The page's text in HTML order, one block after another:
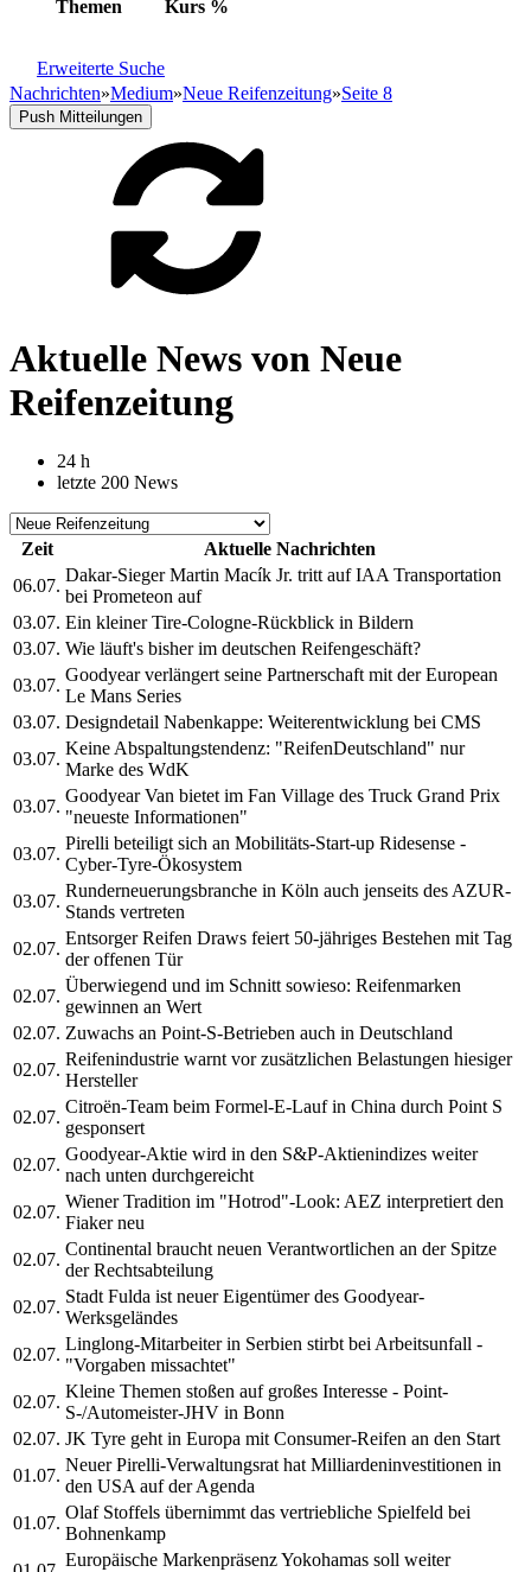
Themen Kurs %
Erweiterte Suche
Nachrichten»Medium»Neue Reifenzeitung»Seite 8
Push Mitteilungen
Aktuelle News von Neue
Reifenzeitung
24 h
letzte 200 News
Zeit
Aktuelle Nachrichten
06.07.
Dakar-Sieger Martin Macík Jr. tritt auf IAA Transportation
bei Prometeon auf
03.07. Ein kleiner Tire-Cologne-Rückblick in Bildern
03.07. Wie läuft's bisher im deutschen Reifengeschäft?
03.07.
Goodyear verlängert seine Partnerschaft mit der European
Le Mans Series
03.07. Designdetail Nabenkappe: Weiterentwicklung bei CMS
03.07.
Keine Abspaltungstendenz: "ReifenDeutschland" nur
Marke des WdK
03.07.
Goodyear Van bietet im Fan Village des Truck Grand Prix
"neueste Informationen"
03.07.
Pirelli beteiligt sich an Mobilitäts-Start-up Ridesense -
Cyber-Tyre-Ökosystem
03.07.
Runderneuerungsbranche in Köln auch jenseits des AZUR-
Stands vertreten
02.07.
Entsorger Reifen Draws feiert 50-jähriges Bestehen mit Tag
der offenen Tür
02.07.
Überwiegend und im Schnitt sowieso: Reifenmarken
gewinnen an Wert
02.07. Zuwachs an Point-S-Betrieben auch in Deutschland
02.07.
Reifenindustrie warnt vor zusätzlichen Belastungen hiesiger
Hersteller
02.07.
Citroën-Team beim Formel-E-Lauf in China durch Point S
gesponsert
02.07.
Goodyear-Aktie wird in den S&P-Aktienindizes weiter
nach unten durchgereicht
02.07.
Wiener Tradition im "Hotrod"-Look: AEZ interpretiert den
Fiaker neu
02.07.
Continental braucht neuen Verantwortlichen an der Spitze
der Rechtsabteilung
02.07.
Stadt Fulda ist neuer Eigentümer des Goodyear-
Werksgeländes
02.07.
Linglong-Mitarbeiter in Serbien stirbt bei Arbeitsunfall -
"Vorgaben missachtet"
02.07.
Kleine Themen stoßen auf großes Interesse - Point-
S-/Automeister-JHV in Bonn
02.07. JK Tyre geht in Europa mit Consumer-Reifen an den Start
01.07.
Neuer Pirelli-Verwaltungsrat hat Milliardeninvestitionen in
den USA auf der Agenda
01.07.
Olaf Stoffels übernimmt das vertriebliche Spielfeld bei
Bohnenkamp
Europäische Markenpräsenz Yokohamas soll weiter